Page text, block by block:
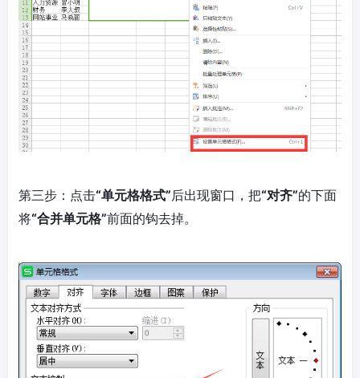
第三步：点击“单元格格式”后出现窗口，把“对齐”的下面
将“合并单元格”前面的钩去掉。